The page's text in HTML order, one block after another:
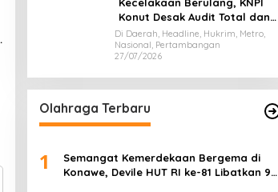
Kecelakaan Berulang, KNPI
Konut Desak Audit Total dan
Hentikan Hauling PT SPL
Di Daerah, Headline, Hukrim, Metro,
Nasional, Pertambangan
27/07/2026
Olahraga Terbaru
1
Semangat Kemerdekaan Bergema di
Konawe, Devile HUT RI ke-81 Libatkan 98